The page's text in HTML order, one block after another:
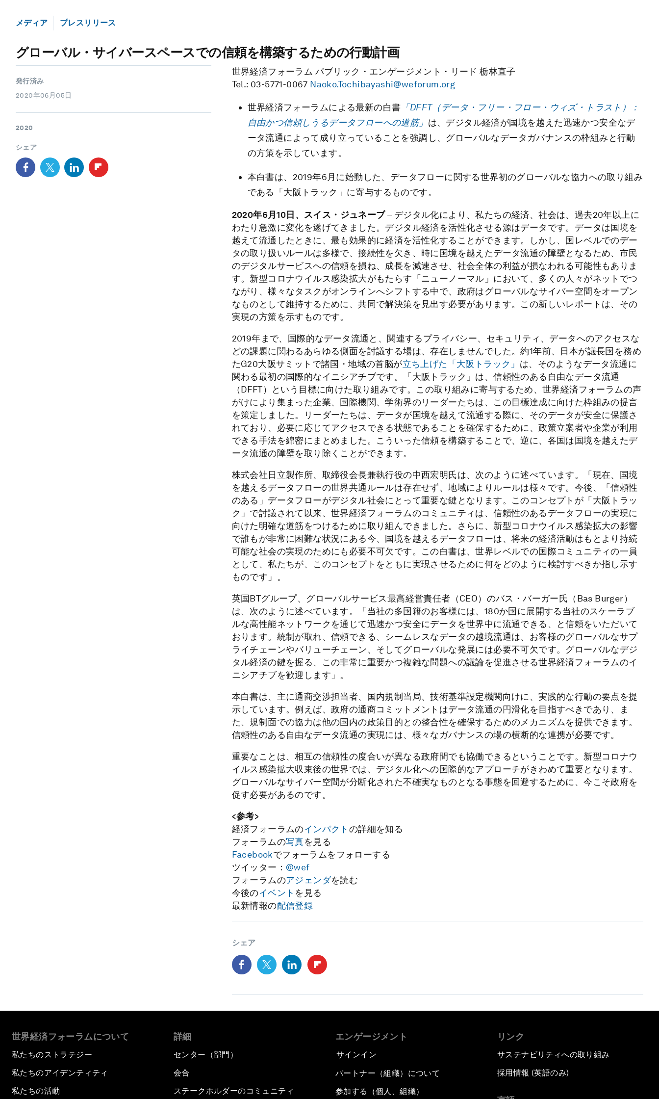
メディア プレスリリース
グローバル・サイバースペースでの信頼を構築するための行動計画
発行済み
2020年06月05日
2020
シェア
世界経済フォーラム パブリック・エンゲージメント・リード 栃林直子
Tel.: 03-5771-0067 Naoko.Tochibayashi@weforum.org
世界経済フォーラムによる最新の白書 「 DFFT（データ・フリー・フロー・ウィズ・トラスト）：
自由かつ信頼しうるデータフローへの道筋」 は、デジタル経済が国境を越えた迅速かつ安全なデ
ータ流通によって成り立っていることを強調し、グローバルなデータガバナンスの枠組みと行動
の方策を示しています。
本白書は、2019年6月に始動した、データフローに関する世界初のグローバルな協力への取り組み
である「大阪トラック」に寄与するものです。
2020年6月10日、スイス・ジュネーブ– デジタル化により、私たちの経済、社会は、過去20年以上に
わたり急激に変化を遂げてきました。デジタル経済を活性化させる源はデータです。データは国境を
越えて流通したときに、最も効果的に経済を活性化することができます。しかし、国レベルでのデー
タの取り扱いルールは多様で、接続性を欠き、時に国境を越えたデータ流通の障壁となるため、市民
のデジタルサービスへの信頼を損ね、成長を減速させ、社会全体の利益が損なわれる可能性もありま
す。新型コロナウイルス感染拡大がもたらす「ニューノーマル」において、多くの人々がネットでつ
ながり、様々なタスクがオンラインへシフトする中で、政府はグローバルなサイバー空間をオープン
なものとして維持するために、共同で解決策を見出す必要があります。この新しいレポートは、その
実現の方策を示すものです。
2019年まで、国際的なデータ流通と、関連するプライバシー、セキュリティ、データへのアクセスな
どの課題に関わるあらゆる側面を討議する場は、存在しませんでした。約1年前、日本が議長国を務め
たG20大阪サミットで諸国・地域の首脳が立ち上げた 「大阪トラック」 は、そのようなデータ流通に
関わる最初の国際的なイニシアチブです。「大阪トラック」は、信頼性のある自由なデータ流通
（DFFT）という目標に向けた取り組みです。この取り組みに寄与するため、世界経済フォーラムの声
がけにより集まった企業、国際機関、学術界のリーダーたちは、この目標達成に向けた枠組みの提言
を策定しました。リーダーたちは、データが国境を越えて流通する際に、そのデータが安全に保護さ
れており、必要に応じてアクセスできる状態であることを確保するために、政策立案者や企業が利用
できる手法を綿密にまとめました。こういった信頼を構築することで、逆に、各国は国境を越えたデ
ータ流通の障壁を取り除くことができます。
株式会社日立製作所、取締役会長兼執行役の中西宏明氏は、次のように述べています。「現在、国境
を越えるデータフローの世界共通ルールは存在せず、地域によりルールは様々です。今後、「信頼性
のある」データフローがデジタル社会にとって重要な鍵となります。このコンセプトが「大阪トラッ
ク」で討議されて以来、世界経済フォーラムのコミュニティは、信頼性のあるデータフローの実現に
向けた明確な道筋をつけるために取り組んできました。さらに、新型コロナウイルス感染拡大の影響
で誰もが非常に困難な状況にある今、国境を越えるデータフローは、将来の経済活動はもとより持続
可能な社会の実現のためにも必要不可欠です。この白書は、世界レベルでの国際コミュニティの一員
として、私たちが、このコンセプトをともに実現させるために何をどのように検討すべきか指し示す
ものです」。
英国BTグループ、グローバルサービス最高経営責任者（CEO）のバス・バーガー氏（Bas Burger）
は、次のように述べています。「当社の多国籍のお客様には、180か国に展開する当社のスケーラブ
ルな高性能ネットワークを通じて迅速かつ安全にデータを世界中に流通できる、と信頼をいただいて
おります。統制が取れ、信頼できる、シームレスなデータの越境流通は、お客様のグローバルなサプ
ライチェーンやバリューチェーン、そしてグローバルな発展には必要不可欠です。グローバルなデジ
タル経済の鍵を握る、この非常に重要かつ複雑な問題への議論を促進させる世界経済フォーラムのイ
ニシアチブを歓迎します」。
本白書は、主に通商交渉担当者、国内規制当局、技術基準設定機関向けに、実践的な行動の要点を提
示しています。例えば、政府の通商コミットメントはデータ流通の円滑化を目指すべきであり、ま
た、規制面での協力は他の国内の政策目的との整合性を確保するためのメカニズムを提供できます。
信頼性のある自由なデータ流通の実現には、様々なガバナンスの場の横断的な連携が必要です。
重要なことは、相互の信頼性の度合いが異なる政府間でも協働できるということです。新型コロナウ
イルス感染拡大収束後の世界では、デジタル化への国際的なアプローチがきわめて重要となります。
グローバルなサイバー空間が分断化された不確実なものとなる事態を回避するために、今こそ政府を
促す必要があるのです。
<参考>
経済フォーラムのインパクト の詳細を知る
フォーラムの写真を見る
Facebookでフォーラムをフォローする
ツイッター： @wef
フォーラムのアジェンダを読む
今後のイベント を見る
最新情報の配信登録
シェア
世界経済フォーラムについて
私たちのストラテジー
私たちのアイデンティティ
私たちの活動
詳細
センター（部門）
会合
ステークホルダーのコミュニティ
エンゲージメント
サインイン
パートナー（組織）について
参加する（個人、組織）
リンク
サステナビリティへの取り組み
採用情報 (英語のみ)